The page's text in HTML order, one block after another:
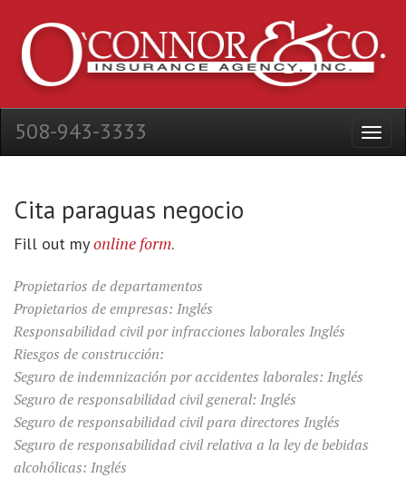
508-943-3333
Cita paraguas negocio
Fill out myonline form.
Propietarios de departamentos
Propietarios de empresas: Inglés
Responsabilidad civil por infracciones laborales Inglés
Riesgos de construcción:
Seguro de indemnización por accidentes laborales: Inglés
Seguro de responsabilidad civil general: Inglés
Seguro de responsabilidad civil para directores Inglés
Seguro de responsabilidad civil relativa a la ley de bebidas
alcohólicas: Inglés